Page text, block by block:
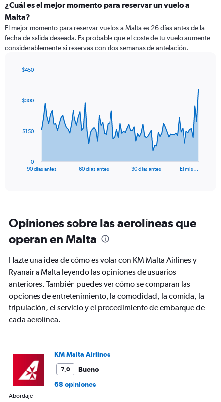
¿Cuál es el mejor momento para reservar un vuelo a
Malta?
El mejor momento para reservar vuelos a Malta es 26 días antes de la
fecha de salida deseada. Es probable que el coste de tu vuelo aumente
considerablemente si reservas con dos semanas de antelación.
data
The
categories.
chart
1
Y
axis
values.
Range:
0
90 días antes 60 días antes 30 días antes El mis…
0
$150
$300
$450
Opiniones sobre las aerolíneas que
operan en Malta
Hazte una idea de cómo es volar con KM Malta Airlines y
Ryanair a Malta leyendo las opiniones de usuarios
anteriores. También puedes ver cómo se comparan las
opciones de entretenimiento, la comodidad, la comida, la
tripulación, el servicio y el procedimiento de embarque de
cada aerolínea.
KM Malta Airlines
7,0
Bueno
68 opiniones
Abordaje